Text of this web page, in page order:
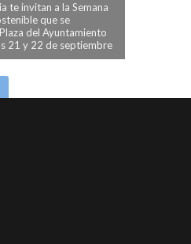
te invitan a la Semana
que se
del Ayuntamiento
21 y 22 de septiembre